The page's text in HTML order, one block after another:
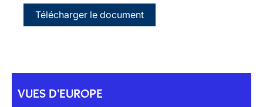
Télécharger le document
VUES D'EUROPE